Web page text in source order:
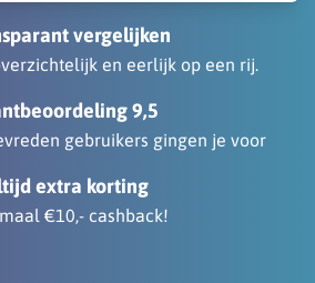
vergelijken
en eerlijk op een rij.
9,5
gebruikers gingen je voor
extra korting
€10,- cashback!